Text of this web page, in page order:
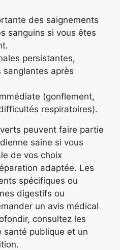
des saignements
sanguins si vous êtes
persistantes,
sanglantes après
(gonflement,
respiratoires).
peuvent faire partie
saine si vous
de vos choix
adaptée. Les
spécifiques ou
digestifs ou
un avis médical
consultez les
santé publique et un